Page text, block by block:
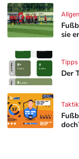
sie
Der
Tipps